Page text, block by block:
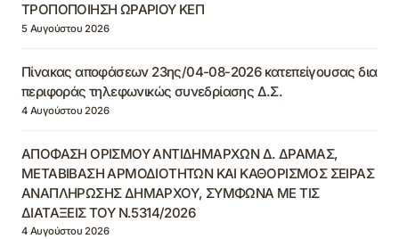
ΤΡΟΠΟΠΟΙΗΣΗ ΩΡΑΡΙΟΥ ΚΕΠ
5 Αυγούστου 2026
Πίνακας αποφάσεων 23ης/04-08-2026 κατεπείγουσας δια
περιφοράς τηλεφωνικώς συνεδρίασης Δ.Σ.
4 Αυγούστου 2026
ΑΠΟΦΑΣΗ ΟΡΙΣΜΟΥ ΑΝΤΙΔΗΜΑΡΧΩΝ Δ. ΔΡΑΜΑΣ,
ΜΕΤΑΒΙΒΑΣΗ ΑΡΜΟΔΙΟΤΗΤΩΝ ΚΑΙ ΚΑΘΟΡΙΣΜΟΣ ΣΕΙΡΑΣ
ΑΝΑΠΛΗΡΩΣΗΣ ΔΗΜΑΡΧΟΥ, ΣΥΜΦΩΝΑ ΜΕ ΤΙΣ
ΔΙΑΤΑΞΕΙΣ ΤΟΥ Ν.5314/2026
4 Αυγούστου 2026